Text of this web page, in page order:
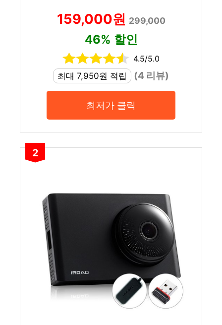
159,000원299,000
46% 할인
4.5/5.0
최대 7,950원 적립
(4 리뷰)
최저가 클릭
2